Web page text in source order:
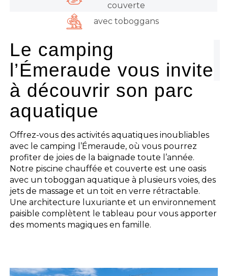
couverte
avec toboggans
Le camping
l’Émeraude vous invite
à découvrir son parc
aquatique
Offrez-vous des activités aquatiques inoubliables
avec le camping l’Émeraude, où vous pourrez
profiter de joies de la baignade toute l’année.
Notre piscine chauffée et couverte est une oasis
avec un toboggan aquatique à plusieurs voies, des
jets de massage et un toit en verre rétractable.
Une architecture luxuriante et un environnement
paisible complètent le tableau pour vous apporter
des moments magiques en famille.